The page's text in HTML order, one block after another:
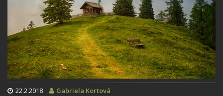
22.2.2018 Gabriela Kortová